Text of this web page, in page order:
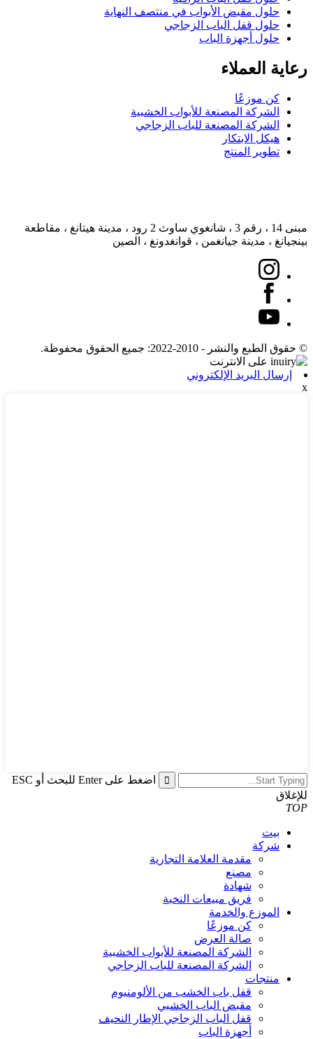
حلول مقبض الأبواب في منتصف النهاية
حلول قفل الباب الزجاجي
حلول أجهزة الباب
رعاية العملاء
كن موزعًا
الشركة المصنعة للأبواب الخشبية
الشركة المصنعة للباب الزجاجي
هيكل الابتكار
تطوير المنتج
مبنى 14 ، رقم 3 ، شانغوي ساوث 2 رود ، مدينة هيتانغ ، مقاطعة
بينجيانغ ، مدينة جيانغمن ، قوانغدونغ ، الصين
© حقوق الطبع والنشر - 2010-2022: جميع الحقوق محفوظة.
إرسال البريد الإلكتروني
x
اضغط على Enter للبحث أو ESC
للإغلاق
TOP
بيت
شركة
مقدمة العلامة التجارية
مصنع
شهادة
فريق مبيعات النخبة
الموزع والخدمة
كن موزعًا
صالة العرض
الشركة المصنعة للأبواب الخشبية
الشركة المصنعة للباب الزجاجي
منتجات
قفل باب الخشب من الألومنيوم
مقبض الباب الخشبي
قفل الباب الزجاجي الإطار النحيف
أجهزة الباب